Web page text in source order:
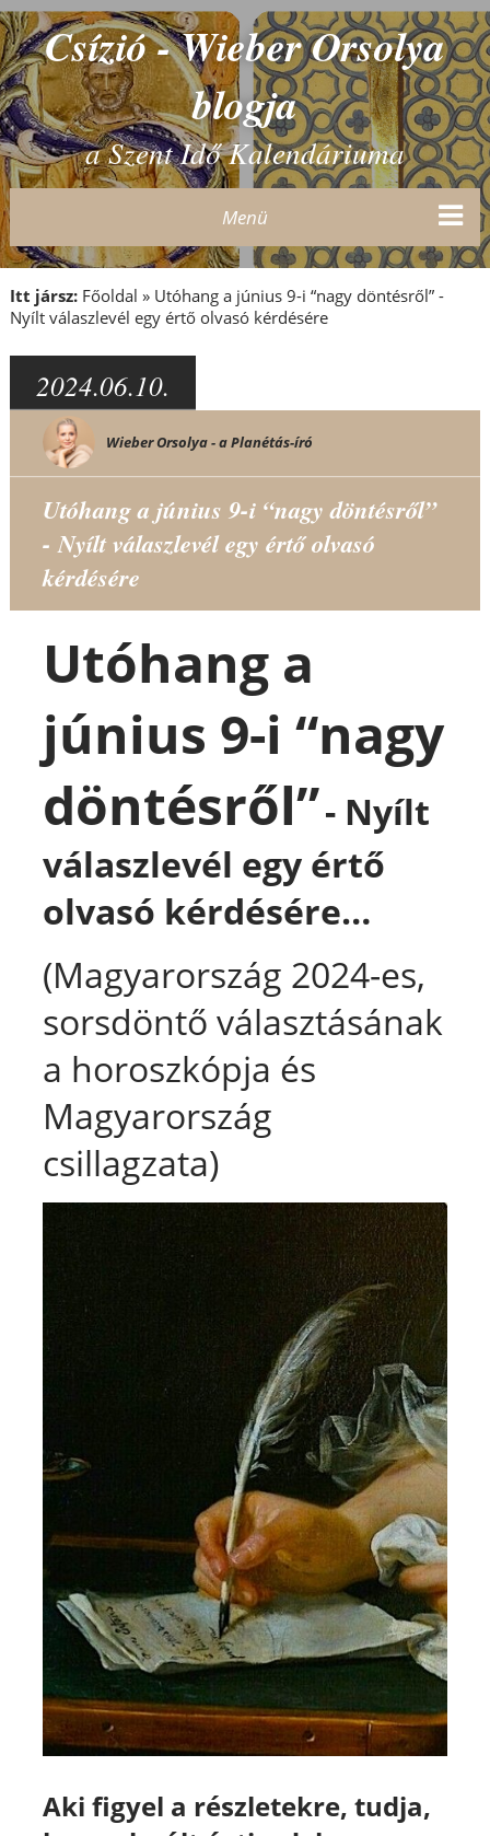
Csízió - Wieber Orsolya
blogja
a Szent Idő Kalendáriuma
Menü
Itt jársz: Főoldal » Utóhang a június 9-i “nagy döntésről” -
Nyílt válaszlevél egy értő olvasó kérdésére
2024.06.10.
Wieber Orsolya - a Planétás-író
Utóhang a június 9-i “nagy döntésről”
- Nyílt válaszlevél egy értő olvasó
kérdésére
Utóhang a
június 9-i “nagy
döntésről”- Nyílt
válaszlevél egy értő
olvasó kérdésére…
(Magyarország 2024-es,
sorsdöntő választásának
a horoszkópja és
Magyarország
csillagzata)
Aki figyel a részletekre, tudja,